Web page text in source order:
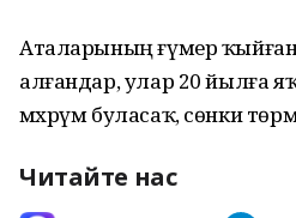
Аталарының ғүмер ҡыйған
алғандар, улар 20 йылға
мәхрүм буласаҡ, сөнки
Читайте нас